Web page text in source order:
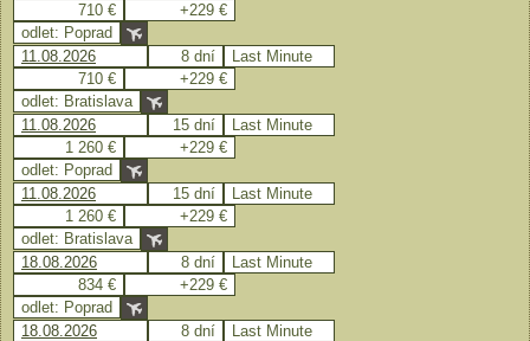
710 €
+229 €
odlet: Poprad
11.08.2026
8 dní
Last Minute
710 €
+229 €
odlet: Bratislava
11.08.2026
15 dní
Last Minute
1 260 €
+229 €
odlet: Poprad
11.08.2026
15 dní
Last Minute
1 260 €
+229 €
odlet: Bratislava
18.08.2026
8 dní
Last Minute
834 €
+229 €
odlet: Poprad
18.08.2026
8 dní
Last Minute